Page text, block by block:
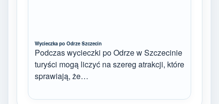
Wycieczka po Odrze Szczecin
Podczas wycieczki po Odrze w Szczecinie
turyści mogą liczyć na szereg atrakcji, które
sprawiają, że…